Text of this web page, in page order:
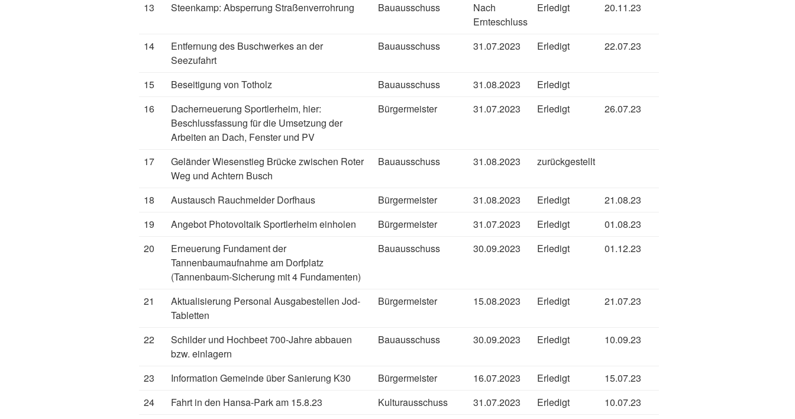
13
Steenkamp: Absperrung Straßenverrohrung Bauausschuss
Nach
Ernteschluss
Erledigt 20.11.23
14
Entfernung des Buschwerkes an der
Seezufahrt
Bauausschuss 31.07.2023 Erledigt 22.07.23
15 Beseitigung von Totholz Bauausschuss 31.08.2023
Erledigt
16
Dacherneuerung Sportlerheim, hier:
Beschlussfassung für die Umsetzung der
Arbeiten an Dach, Fenster und PV
Bürgermeister 31.07.2023 Erledigt 26.07.23
17
Geländer Wiesenstieg Brücke zwischen Roter
Weg und Achtern Busch
Bauausschuss 31.08.2023 zurückgestellt
18 Austausch Rauchmelder Dorfhaus Bürgermeister 31.08.2023 Erledigt
21.08.23
19
Angebot Photovoltaik Sportlerheim einholen Bürgermeister 31.07.2023 Erledigt
01.08.23
20
Erneuerung Fundament der
Tannenbaumaufnahme am Dorfplatz
(Tannenbaum-Sicherung mit 4 Fundamenten)
Bauausschuss 30.09.2023 Erledigt 01.12.23
21
Aktualisierung Personal Ausgabestellen Jod-
Tabletten
Bürgermeister 15.08.2023 Erledigt 21.07.23
22
Schilder und Hochbeet 700-Jahre abbauen
bzw. einlagern
Bauausschuss 30.09.2023 Erledigt 10.09.23
23 Information Gemeinde über Sanierung K30 Bürgermeister 16.07.2023 Erledigt
15.07.23
24
Fahrt in den Hansa-Park am 15.8.23 Kulturausschuss 31.07.2023 Erledigt
10.07.23